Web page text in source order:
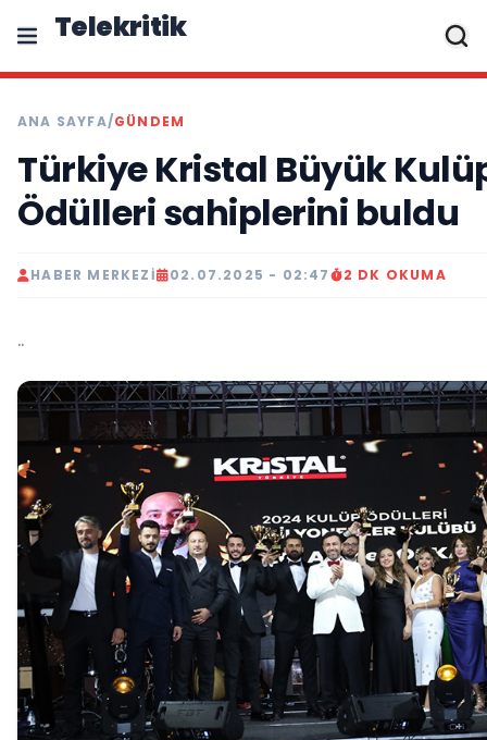
Telekritik
ANA SAYFA/GÜNDEM
Türkiye Kristal Büyük
Ödülleri sahiplerini buldu
HABER MERKEZI 02.07.2025 - 02:47 2 DK OKUMA
..